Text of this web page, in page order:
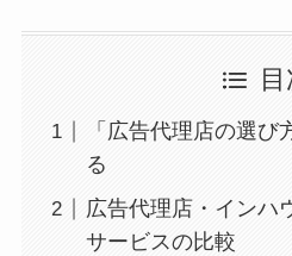
「広告代理店の選
る
広告代理店・インハ
サービスの比較